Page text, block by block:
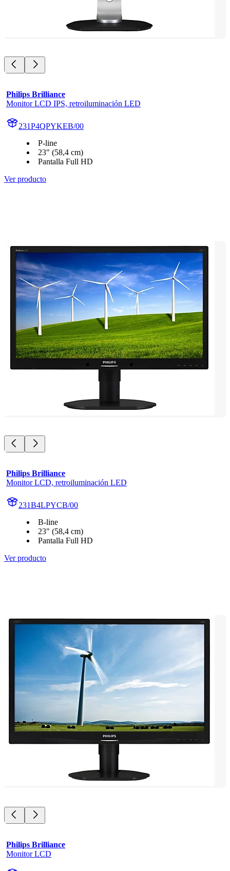
Philips Brilliance
Monitor LCD IPS, retroiluminación LED
231P4QPYKEB/00
P-line
23" (58,4 cm)
Pantalla Full HD
Ver producto
Philips Brilliance
Monitor LCD, retroiluminación LED
231B4LPYCB/00
B-line
23" (58,4 cm)
Pantalla Full HD
Ver producto
Philips Brilliance
Monitor LCD